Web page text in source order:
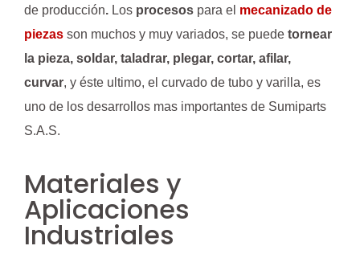
de producción. Los procesos para el mecanizado de
piezas son muchos y muy variados, se puede tornear
la pieza, soldar, taladrar, plegar, cortar, afilar,
curvar, y éste ultimo, el curvado de tubo y varilla, es
uno de los desarrollos mas importantes de Sumiparts
S.A.S.
Materiales y
Aplicaciones
Industriales